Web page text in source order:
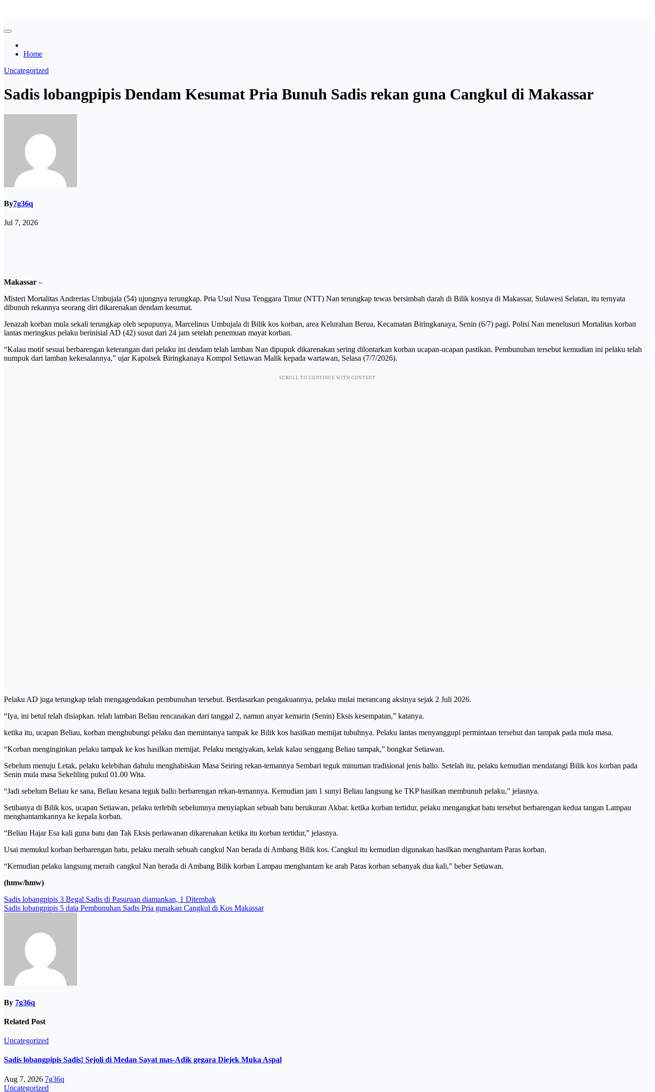
content
Home
Uncategorized
Sadis lobangpipis Dendam Kesumat Pria Bunuh Sadis rekan guna Cangkul di Makassar
By7g36q
Jul 7, 2026
Makassar –
Misteri Mortalitas Andrerias Umbujala (54) ujungnya terungkap. Pria Usul Nusa Tenggara Timur (NTT) Nan terungkap tewas bersimbah darah di Bilik kosnya di Makassar, Sulawesi Selatan, itu ternyata
dibunuh rekannya seorang diri dikarenakan dendam kesumat.
Jenazah korban mula sekali terungkap oleh sepupunya, Marcelinus Umbujala di Bilik kos korban, area Kelurahan Berua, Kecamatan Biringkanaya, Senin (6/7) pagi. Polisi Nan menelusuri Mortalitas korban
lantas meringkus pelaku berinisial AD (42) susut dari 24 jam setelah penemuan mayat korban.
“Kalau motif sesuai berbarengan keterangan dari pelaku ini dendam telah lamban Nan dipupuk dikarenakan sering dilontarkan korban ucapan-ucapan pastikan. Pembunuhan tersebut kemudian ini pelaku telah
numpuk dari lamban kekesalannya,” ujar Kapolsek Biringkanaya Kompol Setiawan Malik kepada wartawan, Selasa (7/7/2026).
SCROLL TO CONTINUE WITH CONTENT
Pelaku AD juga terungkap telah mengagendakan pembunuhan tersebut. Berdasarkan pengakuannya, pelaku mulai merancang aksinya sejak 2 Juli 2026.
“Iya, ini betul telah disiapkan. telah lamban Beliau rencanakan dari tanggal 2, namun anyar kemarin (Senin) Eksis kesempatan,” katanya.
ketika itu, ucapan Beliau, korban menghubungi pelaku dan memintanya tampak ke Bilik kos hasilkan memijat tubuhnya. Pelaku lantas menyanggupi permintaan tersebut dan tampak pada mula masa.
“Korban menginginkan pelaku tampak ke kos hasilkan memijat. Pelaku mengiyakan, kelak kalau senggang Beliau tampak,” bongkar Setiawan.
Sebelum menuju Letak, pelaku kelebihan dahulu menghabiskan Masa Seiring rekan-temannya Sembari teguk minuman tradisional jenis ballo. Setelah itu, pelaku kemudian mendatangi Bilik kos korban pada
Senin mula masa Sekeliling pukul 01.00 Wita.
“Jadi sebelum Beliau ke sana, Beliau kesana teguk ballo berbarengan rekan-temannya. Kemudian jam 1 sunyi Beliau langsung ke TKP hasilkan membunuh pelaku,” jelasnya.
Setibanya di Bilik kos, ucapan Setiawan, pelaku terlebih sebelumnya menyiapkan sebuah batu berukuran Akbar. ketika korban tertidur, pelaku mengangkat batu tersebut berbarengan kedua tangan Lampau
menghantamkannya ke kepala korban.
“Beliau Hajar Esa kali guna batu dan Tak Eksis perlawanan dikarenakan ketika itu korban tertidur,” jelasnya.
Usai memukul korban berbarengan batu, pelaku meraih sebuah cangkul Nan berada di Ambang Bilik kos. Cangkul itu kemudian digunakan hasilkan menghantam Paras korban.
“Kemudian pelaku langsung meraih cangkul Nan berada di Ambang Bilik korban Lampau menghantam ke arah Paras korban sebanyak dua kali,” beber Setiawan.
(hmw/hmw)
Post
navigation
Sadis lobangpipis 3 Begal Sadis di Pasuruan diamankan, 1 Ditembak
Sadis lobangpipis 5 data Pembunuhan Sadis Pria gunakan Cangkul di Kos Makassar
By 7g36q
Related Post
Uncategorized
Sadis lobangpipis Sadis! Sejoli di Medan Sayat mas-Adik gegara Diejek Muka Aspal
Aug 7, 2026 7g36q
Uncategorized